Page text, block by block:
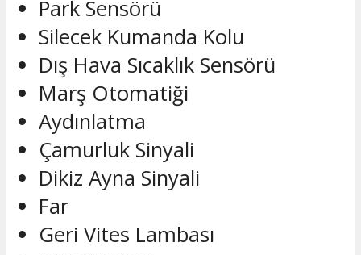
Park Sensörü
Silecek Kumanda Kolu
Dış Hava Sıcaklık Sensörü
Marş Otomatiği
Aydınlatma
Çamurluk Sinyali
Dikiz Ayna Sinyali
Far
Geri Vites Lambası